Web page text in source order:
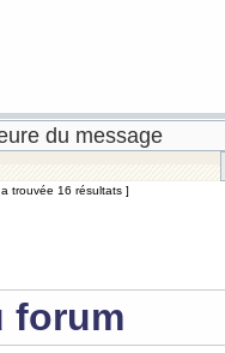
trouvée 16 résultats ]
forum